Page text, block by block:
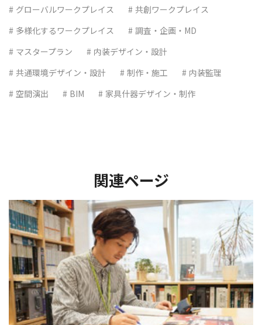
グローバルワークプレイス
共創ワークプレイス
多様化するワークプレイス
調査・企画・MD
マスタープラン
内装デザイン・設計
共通環境デザイン・設計
制作・施工
内装監理
空間演出
BIM 家具什器デザイン・制作
関連ページ